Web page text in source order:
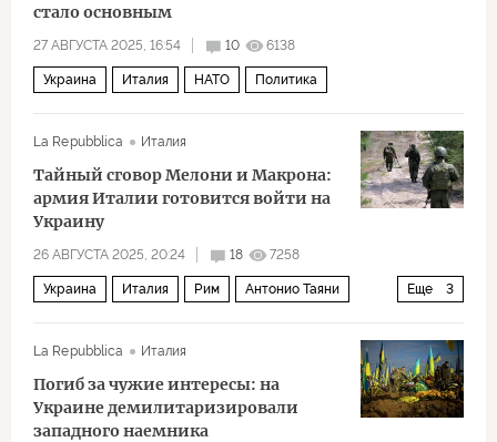
стало основным
27 АВГУСТА 2025, 16:54 10 6138
Украина Италия НАТО Политика
La Repubblica Италия
Тайный сговор Мелони и Макрона:
армия Италии готовится войти на
Украину
26 АВГУСТА 2025, 20:24 18 7258
Еще 3
Украина Италия Рим Антонио Таяни
La Repubblica
Италия
Погиб за чужие интересы: на
Украине демилитаризировали
западного наемника